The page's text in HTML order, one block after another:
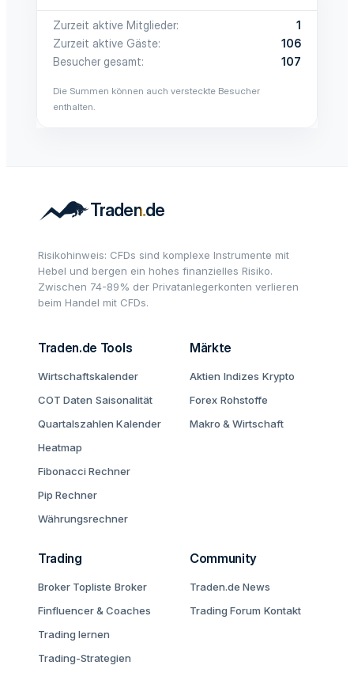
Zurzeit aktive Mitglieder
1
Zurzeit aktive Gäste
106
Besucher gesamt
107
Die Summen können auch versteckte Besucher
enthalten.
Risikohinweis: CFDs sind komplexe Instrumente mit
Hebel und bergen ein hohes finanzielles Risiko.
Zwischen 74-89% der Privatanlegerkonten verlieren
beim Handel mit CFDs.
Traden.de Tools
Wirtschaftskalender
COT Daten Saisonalität
Quartalszahlen Kalender
Heatmap
Fibonacci Rechner
Pip Rechner
Währungsrechner
Märkte
Aktien Indizes Krypto
Forex Rohstoffe
Makro & Wirtschaft
Trading
Broker Topliste Broker
Finfluencer & Coaches
Trading lernen
Trading-Strategien
Community
Traden.de News
Trading Forum Kontakt